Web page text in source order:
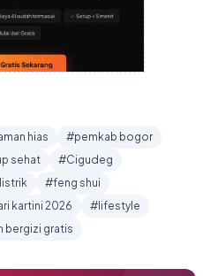
hias
#pemkab bogor
sehat
#Cigudeg
#feng shui
kartini 2026
#lifestyle
bergizi gratis